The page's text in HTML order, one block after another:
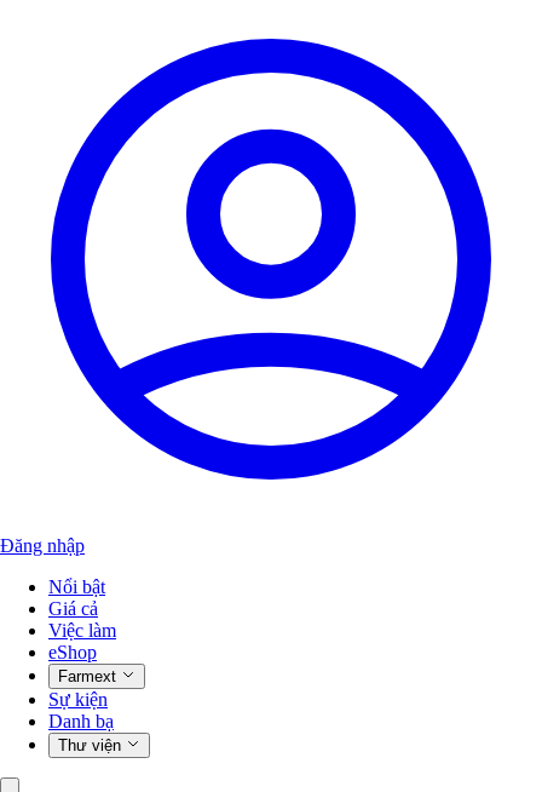
Đăng nhập
Nổi bật
Giá cả
Việc làm
eShop
Farmext
Sự kiện
Danh bạ
Thư viện